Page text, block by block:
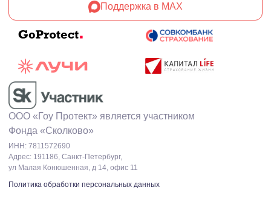
Поддержка в MAX
ООО «Гоу Протект» является участником
Фонда «Сколково»
ИНН: 7811572690
Адрес: 191186, Санкт-Петербург,
ул Малая Конюшенная, д 14, офис 11
Политика обработки персональных данных